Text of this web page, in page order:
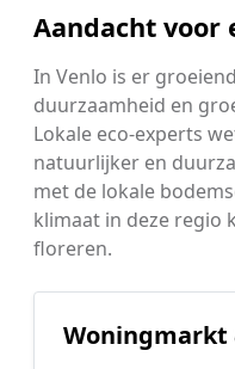
Aandacht voor
In Venlo is er
duurzaamheid en
Lokale eco-experts
natuurlijker en
met de lokale
klimaat in deze regio
floreren.
Woningmarkt